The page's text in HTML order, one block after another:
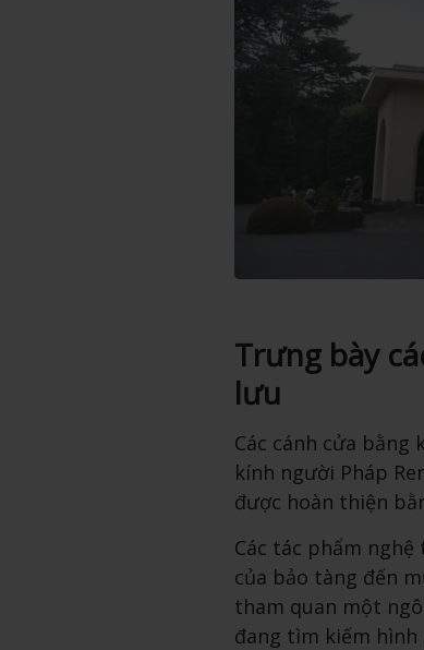
Trưng bày
lưu
Các cánh cửa bằng
kính người Pháp
được hoàn thiện
Các tác phẩm
của bảo tàng đến
tham quan một
đang tìm kiếm